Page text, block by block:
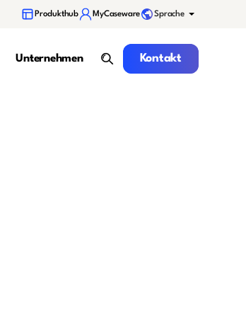
Produkthub MyCaseware Sprache
Unternehmen
Suche
Kontakt
Kontakt